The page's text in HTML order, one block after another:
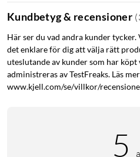
Tack vare den senaste PD 3.1-
ladda en MacBook Pro 16" från
med 140 W, och två bärbara
samtidigt med 100 W vardera.
kontinuerlig strömförsörjning,
MacBook Pro 16" upp till 1,3
Kundbetyg & recensioner (
Här ser du vad andra kunder
det enklare för dig att välja rätt
uteslutande av kunder som har
administreras av TestFreaks. Läs
www.kjell.com/se/villkor/
5